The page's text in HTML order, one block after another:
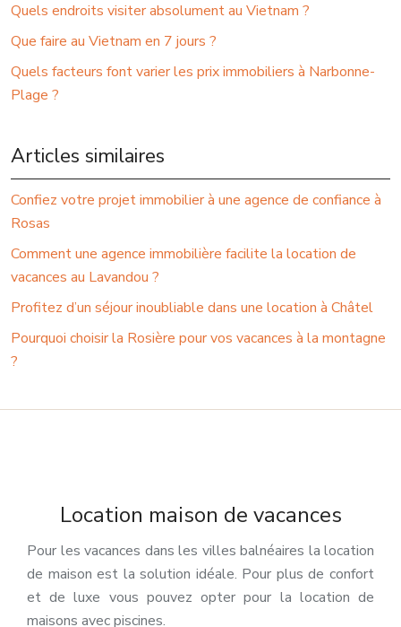
Quels endroits visiter absolument au Vietnam ?
Que faire au Vietnam en 7 jours ?
Quels facteurs font varier les prix immobiliers à Narbonne-
Plage ?
Articles similaires
Confiez votre projet immobilier à une agence de confiance à
Rosas
Comment une agence immobilière facilite la location de
vacances au Lavandou ?
Profitez d’un séjour inoubliable dans une location à Châtel
Pourquoi choisir la Rosière pour vos vacances à la montagne
?
Location maison de vacances
Pour les vacances dans les villes balnéaires la location
de maison est la solution idéale. Pour plus de confort
et de luxe vous pouvez opter pour la location de
maisons avec piscines.